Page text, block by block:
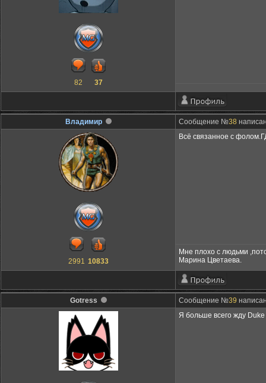
82 37
Владимир Сообщение №38
2991 10833
Всё связанное с
Мне плохо с людьми
Марина Цветаева.
Gotress Сообщение №39
Я больше всего жду